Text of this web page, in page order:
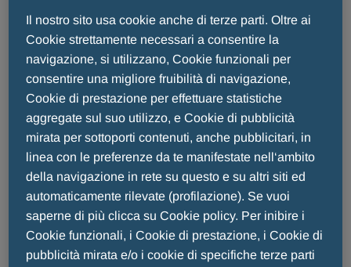
Mieloma Multiplo
Il mieloma multiplo è la seconda neoplasia
ematologica più comune nei pazienti adulti1.
L'incidenza del mieloma multiplo è aumentata a
partire dal 19902. Secondo l'Organizzazione
Mondiale della Sanità, in Europa nel 2020 ci saranno
si possono stimare circa 51.000 nuovi casi e 32.000
decessi per questo tumore3 . Il mieloma multiplo è
più comune nelle persone anziane e l'età media
della diagnosi è di circa 70 anni
.
Il nostro sito usa cookie anche di terze parti. Oltre ai
Cookie strettamente necessari a consentire la
navigazione, si utilizzano, Cookie funzionali per
consentire una migliore fruibilità di navigazione,
Cookie di prestazione per effettuare statistiche
aggregate sul suo utilizzo, e Cookie di pubblicità
mirata per sottoporti contenuti, anche pubblicitari, in
linea con le preferenze da te manifestate nell‘ambito
della navigazione in rete su questo e su altri siti ed
automaticamente rilevate (profilazione). Se vuoi
saperne di più clicca su Cookie policy. Per inibire i
Cookie funzionali, i Cookie di prestazione, i Cookie di
pubblicità mirata e/o i cookie di specifiche terze parti